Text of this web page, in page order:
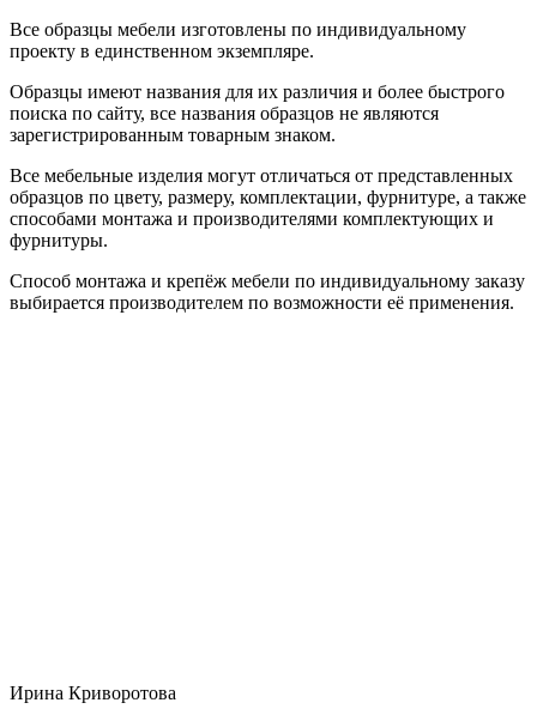
Все образцы мебели изготовлены по индивидуальному
проекту в единственном экземпляре.
Образцы имеют названия для их различия и более быстрого
поиска по сайту, все названия образцов не являются
зарегистрированным товарным знаком.
Все мебельные изделия могут отличаться от представленных
образцов по цвету, размеру, комплектации, фурнитуре, а также
способами монтажа и производителями комплектующих и
фурнитуры.
Способ монтажа и крепёж мебели по индивидуальному заказу
выбирается производителем по возможности её применения.
Ирина Криворотова